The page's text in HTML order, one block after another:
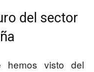
del sector
hemos visto del